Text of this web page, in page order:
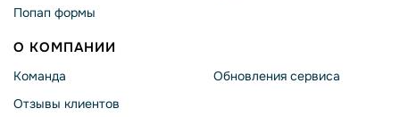
Попап формы
О КОМПАНИИ
Команда
Отзывы клиентов
Обновления сервиса